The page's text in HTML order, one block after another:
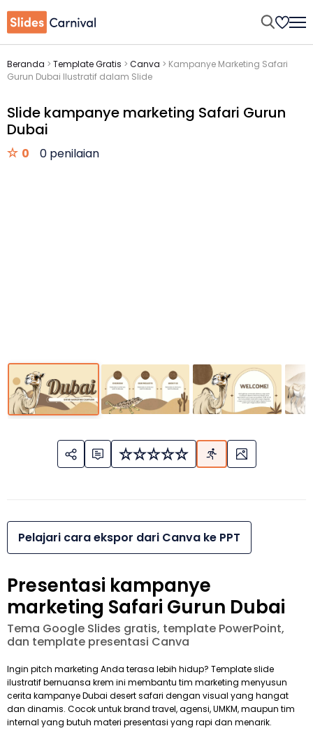
Beranda > Template Gratis > Canva > Kampanye Marketing Safari
Gurun Dubai Ilustratif dalam Slide
Slide kampanye marketing Safari Gurun
Dubai
0 0 penilaian
Pelajari cara ekspor dari Canva ke PPT
Presentasi kampanye
marketing Safari Gurun Dubai
Tema Google Slides gratis, template PowerPoint,
dan template presentasi Canva
Ingin pitch marketing Anda terasa lebih hidup? Template slide
ilustratif bernuansa krem ini membantu tim marketing menyusun
cerita kampanye Dubai desert safari dengan visual yang hangat
dan dinamis. Cocok untuk brand travel, agensi, UMKM, maupun tim
internal yang butuh materi presentasi yang rapi dan menarik.